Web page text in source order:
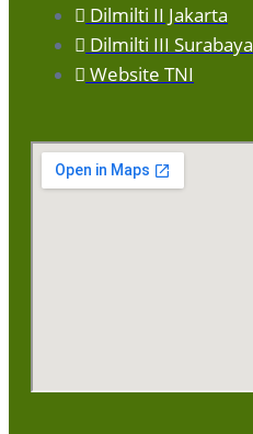
Dilmilti II Jakarta
Dilmilti III Surabaya
Website TNI